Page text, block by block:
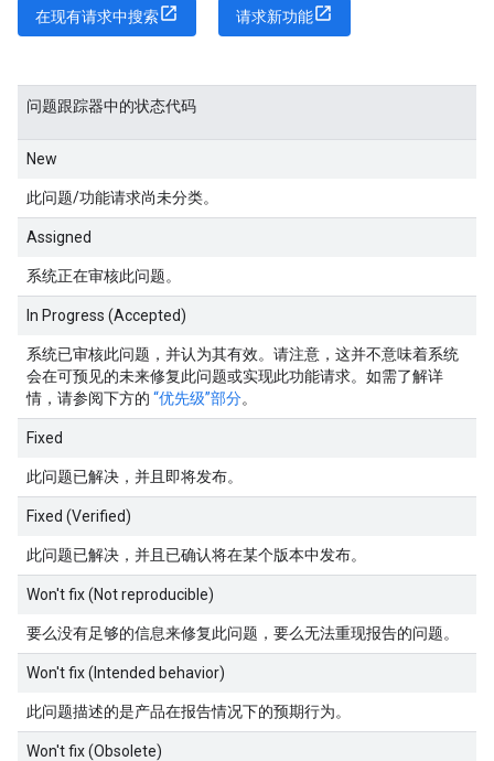
在现有请求中搜索 请求新功能
问题跟踪器中的状态代码
New
此问题/功能请求尚未分类。
Assigned
系统正在审核此问题。
In Progress (Accepted)
系统已审核此问题，并认为其有效。请注意，这并不意味着系统
会在可预见的未来修复此问题或实现此功能请求。如需了解详
情，请参阅下方的 “优先级”部分。
Fixed
此问题已解决，并且即将发布。
Fixed (Verified)
此问题已解决，并且已确认将在某个版本中发布。
Won't fix (Not reproducible)
要么没有足够的信息来修复此问题，要么无法重现报告的问题。
Won't fix (Intended behavior)
此问题描述的是产品在报告情况下的预期行为。
Won't fix (Obsolete)